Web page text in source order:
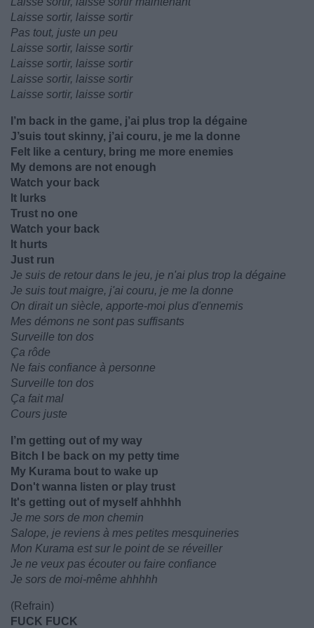
Laisse sortir, laisse sortir
Pas tout, juste un peu
Laisse sortir, laisse sortir
Laisse sortir, laisse sortir
Laisse sortir, laisse sortir
Laisse sortir, laisse sortir
I’m back in the game, j’ai plus trop la dégaine
J’suis tout skinny, j’ai couru, je me la donne
Felt like a century, bring me more enemies
My demons are not enough
Watch your back
It lurks
Trust no one
Watch your back
It hurts
Just run
Je suis de retour dans le jeu, je n'ai plus trop la dégaine
Je suis tout maigre, j'ai couru, je me la donne
On dirait un siècle, apporte-moi plus d'ennemis
Mes démons ne sont pas suffisants
Surveille ton dos
Ça rôde
Ne fais confiance à personne
Surveille ton dos
Ça fait mal
Cours juste
I’m getting out of my way
Bitch I be back on my petty time
My Kurama bout to wake up
Don't wanna listen or play trust
It's getting out of myself ahhhhh
Je me sors de mon chemin
Salope, je reviens à mes petites mesquineries
Mon Kurama est sur le point de se réveiller
Je ne veux pas écouter ou faire confiance
Je sors de moi-même ahhhhh
(Refrain)
FUCK FUCK